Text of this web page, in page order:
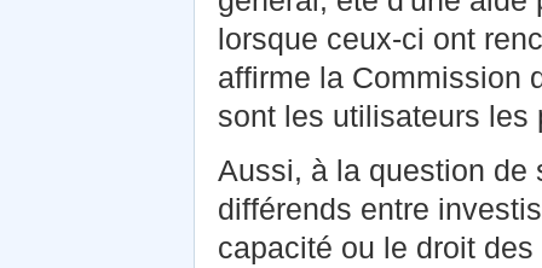
lorsque ceux‑ci ont
affirme la Commission
sont les utilisateurs les
Aussi, à la question de
différends entre
capacité ou le droit